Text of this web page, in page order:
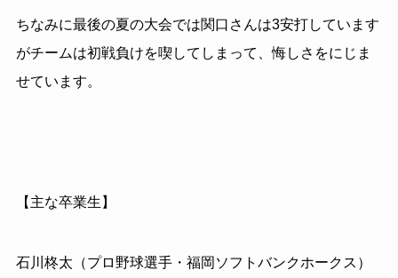
ちなみに最後の夏の大会では関口さんは3安打しています
がチームは初戦負けを喫してしまって、悔しさをにじま
せています。
【主な卒業生】
石川柊太（プロ野球選手・福岡ソフトバンクホークス）